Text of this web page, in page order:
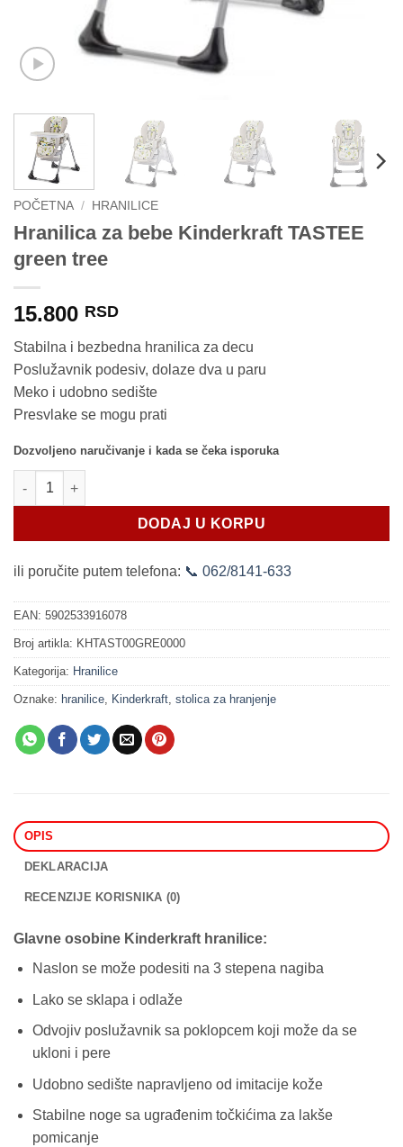
POČETNA / HRANILICE
Hranilica za bebe Kinderkraft TASTEE
green tree
15.800 RSD
Stabilna i bezbedna hranilica za decu
Poslužavnik podesiv, dolaze dva u paru
Meko i udobno sedište
Presvlake se mogu prati
Dozvoljeno naručivanje i kada se čeka isporuka
Hranilica za bebe Kinderkraft TASTEE green tree količina
DODAJ U KORPU
ili poručite putem telefona: 📞 062/8141-633
EAN: 5902533916078
Broj artikla: KHTAST00GRE0000
Kategorija: Hranilice
Oznake: hranilice Kinderkraft stolica za hranjenje
OPIS
DEKLARACIJA
RECENZIJE KORISNIKA (0)
Glavne osobine Kinderkraft hranilice:
Naslon se može podesiti na 3 stepena nagiba
Lako se sklapa i odlaže
Odvojiv poslužavnik sa poklopcem koji može da se
ukloni i pere
Udobno sedište napravljeno od imitacije kože
Stabilne noge sa ugrađenim točkićima za lakše
pomicanje